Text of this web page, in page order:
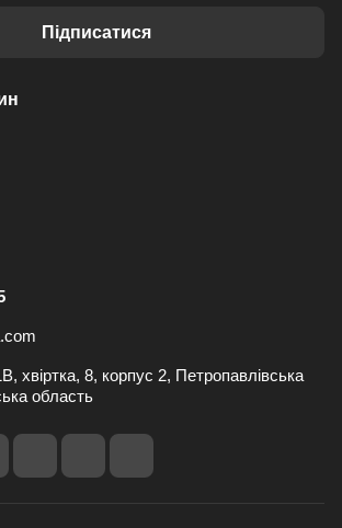
Підписатися
хвіртка, 8, корпус 2, Петропавлівська
область